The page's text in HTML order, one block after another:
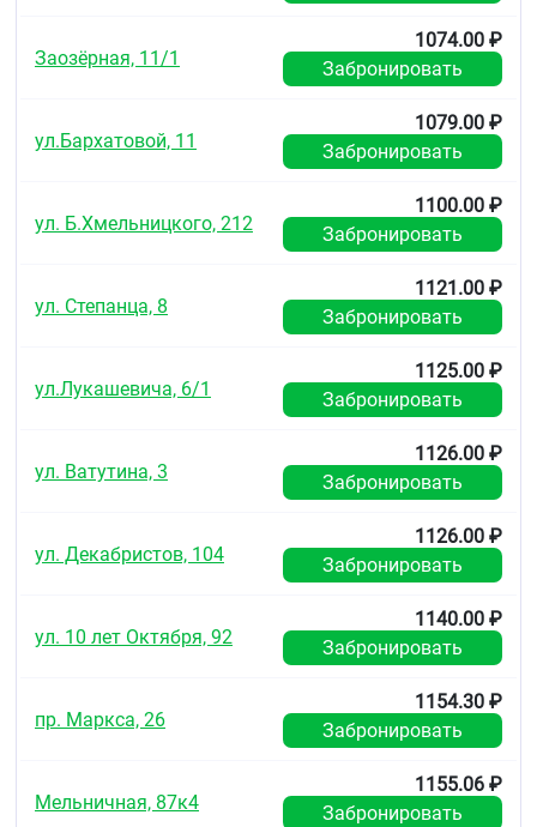
Заозёрная, 11/1
1074.00 ₽
Забронировать
ул.Бархатовой, 11
1079.00 ₽
Забронировать
ул. Б.Хмельницкого, 212
1100.00 ₽
Забронировать
ул. Степанца, 8
1121.00 ₽
Забронировать
ул.Лукашевича, 6/1
1125.00 ₽
Забронировать
ул. Ватутина, 3
1126.00 ₽
Забронировать
ул. Декабристов, 104
1126.00 ₽
Забронировать
ул. 10 лет Октября, 92
1140.00 ₽
Забронировать
пр. Маркса, 26
1154.30 ₽
Забронировать
Мельничная, 87к4
1155.06 ₽
Забронировать